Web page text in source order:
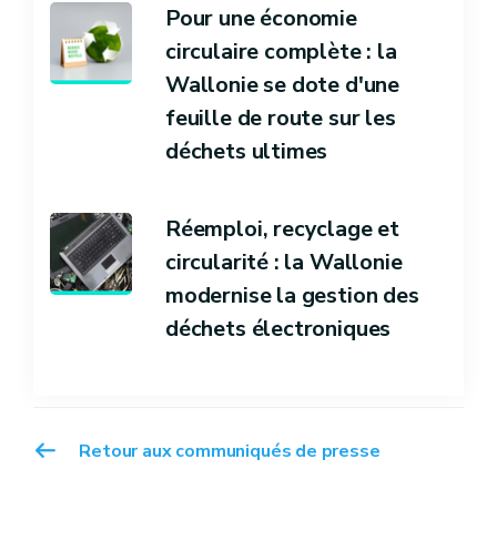
Retour aux communiqués de presse
Pour une économie
circulaire complète : la
Wallonie se dote d'une
feuille de route sur les
déchets ultimes
Réemploi, recyclage et
circularité : la Wallonie
modernise la gestion des
déchets électroniques